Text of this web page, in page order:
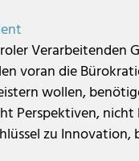
Verarbeitenden
voran die
wollen,
Perspektiven,
zu